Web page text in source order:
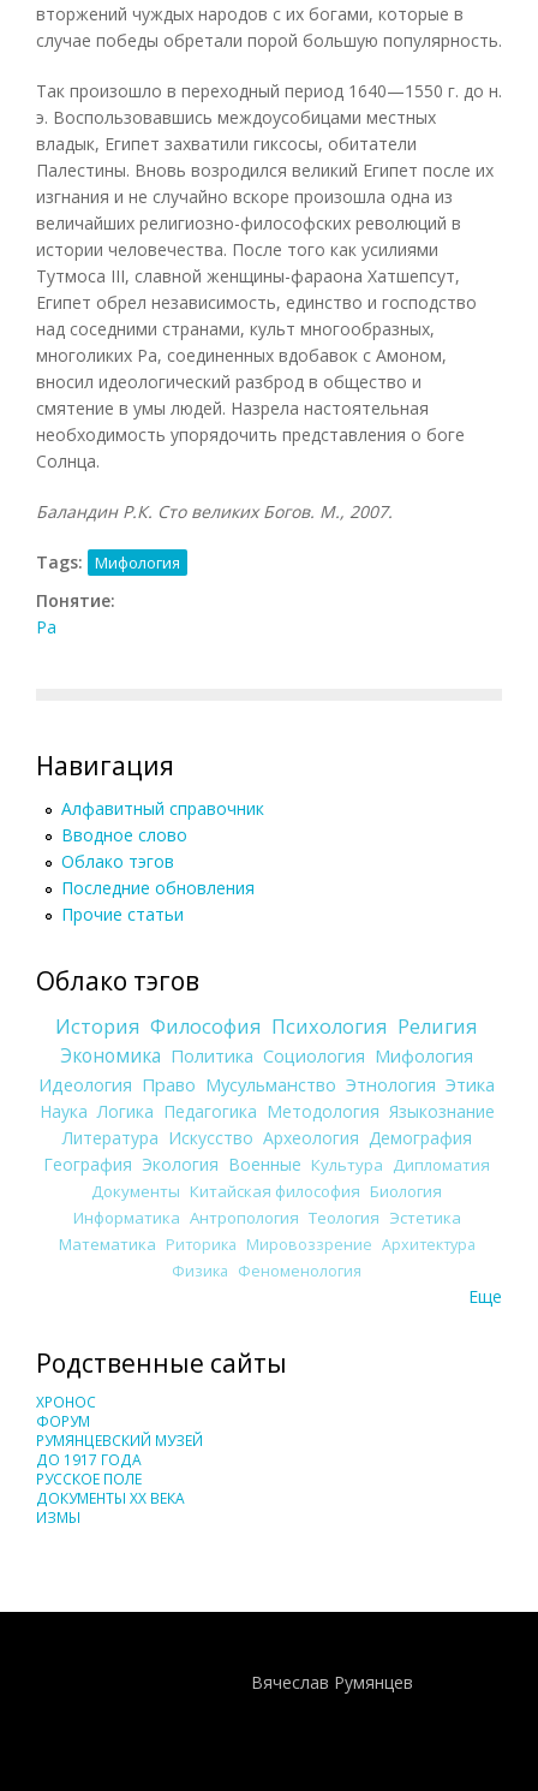
вторжений чуждых народов с их богами, которые в
случае победы обретали порой большую популярность.
Так произошло в переходный период 1640—1550 г. до н.
э. Воспользовавшись междоусобицами местных
владык, Египет захватили гиксосы, обитатели
Палестины. Вновь возродился великий Египет после их
изгнания и не случайно вскоре произошла одна из
величайших религиозно-философских революций в
истории человечества. После того как усилиями
Тутмоса III, славной женщины-фараона Хатшепсут,
Египет обрел независимость, единство и господство
над соседними странами, культ многообразных,
многоликих Ра, соединенных вдобавок с Амоном,
вносил идеологический разброд в общество и
смятение в умы людей. Назрела настоятельная
необходимость упорядочить представления о боге
Солнца.
Баландин Р.К. Сто великих Богов. М., 2007.
Tags: Мифология
Понятие:
Ра
Навигация
Алфавитный справочник
Вводное слово
Облако тэгов
Последние обновления
Прочие статьи
Облако тэгов
История Философия Психология Религия
Экономика Политика Социология Мифология
Идеология Право Мусульманство Этнология Этика
Наука Логика Педагогика Методология Языкознание
Литература Искусство Археология Демография
География Экология Военные Культура
Дипломатия
Документы Китайская философия Биология
Информатика Антропология Теология Эстетика
Математика Риторика Мировоззрение Архитектура
Физика Феноменология
Еще
Родственные сайты
ХРОНОС
ФОРУМ
РУМЯНЦЕВСКИЙ МУЗЕЙ
ДО 1917 ГОДА
РУССКОЕ ПОЛЕ
ДОКУМЕНТЫ XX ВЕКА
ИЗМЫ
Вячеслав Румянцев